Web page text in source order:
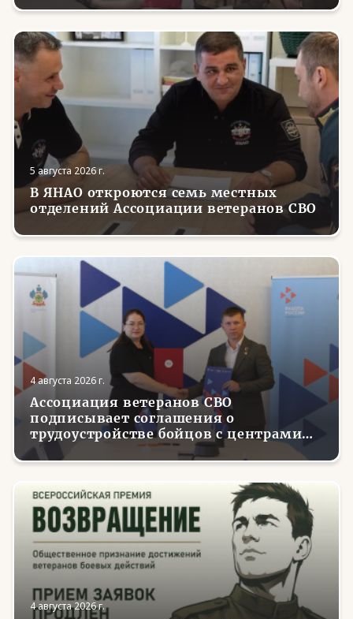
5 августа 2026 г.
В ЯНАО откроются семь местных
отделений Ассоциации ветеранов СВО
4 августа 2026 г.
Ассоциация ветеранов СВО
подписывает соглашения о
трудоустройстве бойцов с центрами
занятости в регионах России
4 августа 2026 г.